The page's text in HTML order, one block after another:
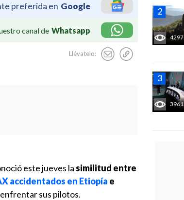
preferida en Google
canal de Whatsapp
Llévatelo:
4297
3961
este jueves lasimilitud entre
accidentados en Etiopía e
sus pilotos.